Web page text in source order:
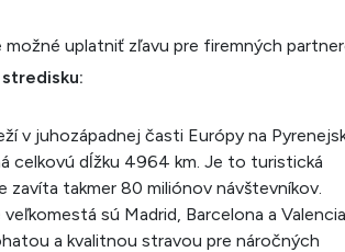
možné uplatniť zľavu pre firemných
v juhozápadnej časti Európy na
celkovú dĺžku 4964 km. Je to turistická
takmer 80 miliónov návštevníkov.
sú Madrid, Barcelona a
a kvalitnou stravou pre náročných